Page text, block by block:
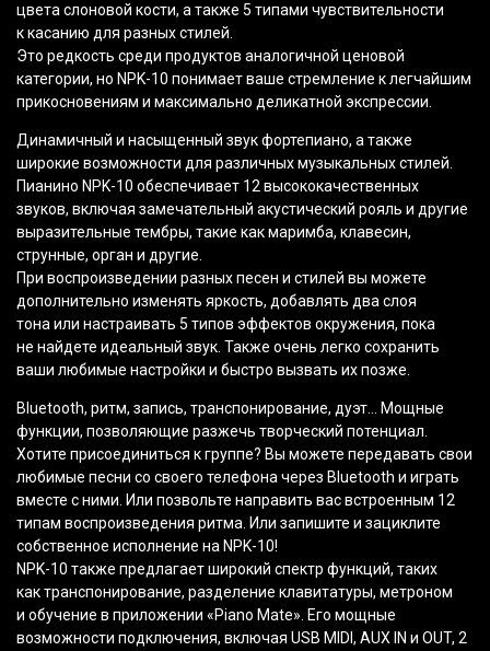
цвета слоновой кости, а также 5 типами чувствительности
к касанию для разных стилей.
Это редкость среди продуктов аналогичной ценовой
категории, но NPK-10 понимает ваше стремление к легчайшим
прикосновениям и максимально деликатной экспрессии.
Динамичный и насыщенный звук фортепиано, а также
широкие возможности для различных музыкальных стилей.
Пианино NPK-10 обеспечивает 12 высококачественных
звуков, включая замечательный акустический рояль и другие
выразительные тембры, такие как маримба, клавесин,
струнные, орган и другие.
При воспроизведении разных песен и стилей вы можете
дополнительно изменять яркость, добавлять два слоя
тона или настраивать 5 типов эффектов окружения, пока
не найдете идеальный звук. Также очень легко сохранить
ваши любимые настройки и быстро вызвать их позже.
Bluetooth, ритм, запись, транспонирование, дуэт… Мощные
функции, позволяющие разжечь творческий потенциал.
Хотите присоединиться к группе? Вы можете передавать свои
любимые песни со своего телефона через Bluetooth и играть
вместе с ними. Или позвольте направить вас встроенным 12
типам воспроизведения ритма. Или запишите и зациклите
собственное исполнение на NPK-10!
NPK-10 также предлагает широкий спектр функций, таких
как транспонирование, разделение клавитатуры, метроном
и обучение в приложении «Piano Mate». Его мощные
возможности подключения, включая USB MIDI, AUX IN и OUT, 2